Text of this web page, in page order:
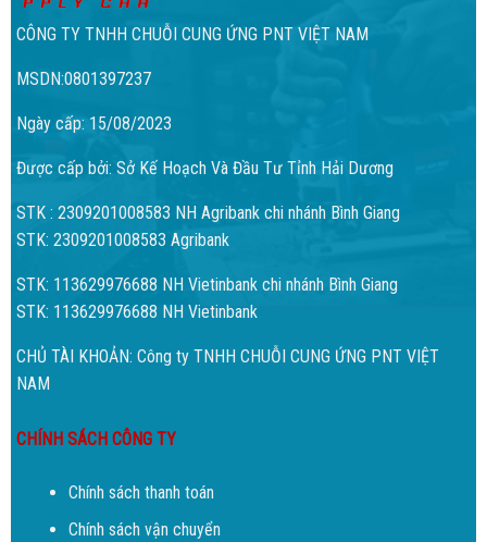
CÔNG TY TNHH CHUỖI CUNG ỨNG PNT VIỆT NAM
MSDN:0801397237
Ngày cấp: 15/08/2023
Được cấp bởi: Sở Kế Hoạch Và Đầu Tư Tỉnh Hải Dương
STK : 2309201008583 NH Agribank chi nhánh Bình Giang
STK: 2309201008583 Agribank
STK: 113629976688 NH Vietinbank chi nhánh Bình Giang
STK: 113629976688 NH Vietinbank
CHỦ TÀI KHOẢN: Công ty TNHH CHUỖI CUNG ỨNG PNT VIỆT
NAM
CHÍNH SÁCH CÔNG TY
Chính sách thanh toán
Chính sách vận chuyển